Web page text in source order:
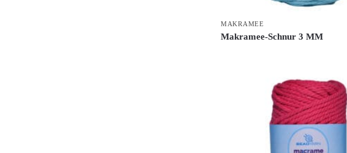
MAKRAMEE
Makramee-Schnur 3 MM